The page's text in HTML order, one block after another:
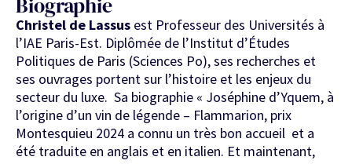
Biographie
Christel de Lassus est Professeur des Universités à
l’IAE Paris-Est. Diplômée de l’Institut d’Études
Politiques de Paris (Sciences Po), ses recherches et
ses ouvrages portent sur l’histoire et les enjeux du
secteur du luxe. Sa biographie « Joséphine d’Yquem, à
l’origine d’un vin de légende – Flammarion, prix
Montesquieu 2024 a connu un très bon accueil et a
été traduite en anglais et en italien. Et maintenant,